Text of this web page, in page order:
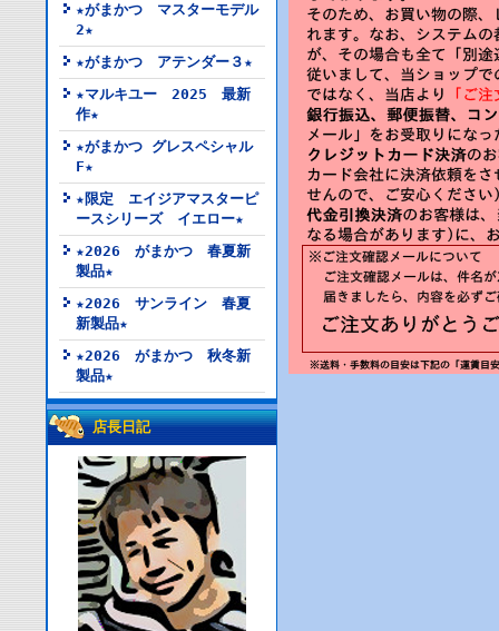
★がまかつ マスターモデル
2★
★がまかつ アテンダー３★
★マルキユー 2025 最新
作★
★がまかつ グレスペシャル
F★
★限定 エイジアマスターピ
ースシリーズ イエロー★
★2026 がまかつ 春夏新
製品★
★2026 サンライン 春夏
新製品★
★2026 がまかつ 秋冬新
製品★
店長日記